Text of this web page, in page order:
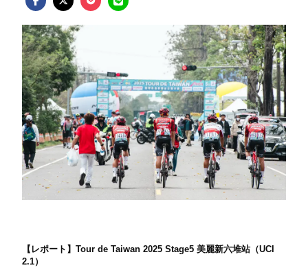
【レポート】Tour de Taiwan 2025 Stage5 美麗新六堆站（UCI
2.1）